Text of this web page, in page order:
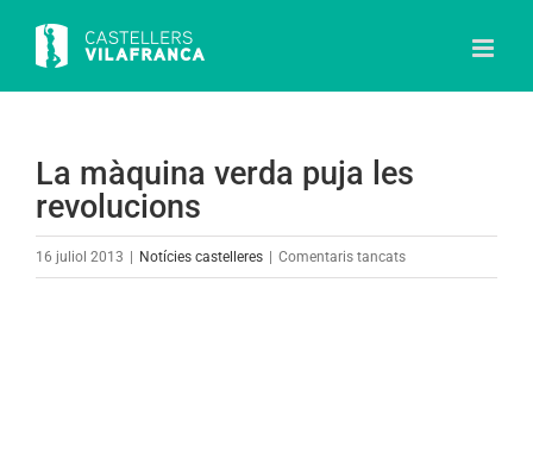
content
La màquina verda puja les
revolucions
16 juliol 2013 Notícies castelleres Comentaris tancatsa